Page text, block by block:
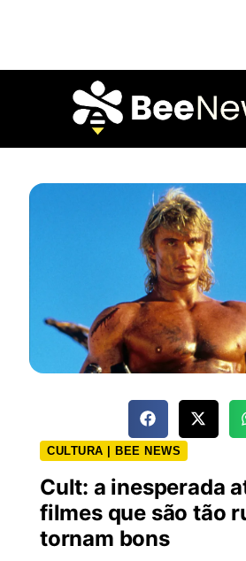
CULTURA | BEE NEWS
Cult: a inesperada
filmes que são tão
tornam bons